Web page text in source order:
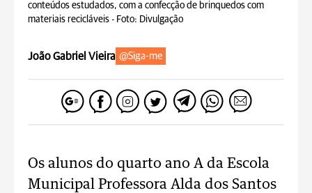
conteúdos estudados, com a confecção de brinquedos com
materiais recicláveis - Foto: Divulgação
João Gabriel Vieira @Siga-me
Os alunos do quarto ano A da Escola
Municipal Professora Alda dos Santos